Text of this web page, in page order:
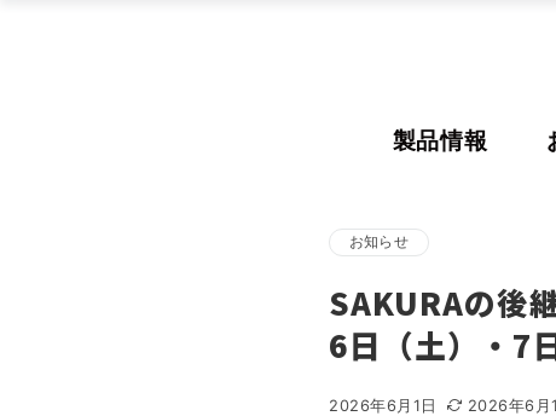
製品情報
お知らせ
SAKURAの後
6日（土）・7
2026年6月1日 2026年6月